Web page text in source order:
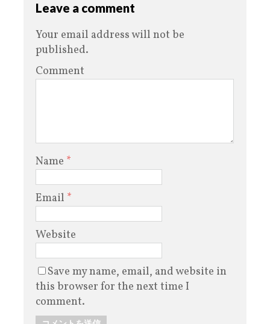
Leave a comment
Your email address will not be
published.
Comment
Name *
Email *
Website
Save my name, email, and website in
this browser for the next time I
comment.